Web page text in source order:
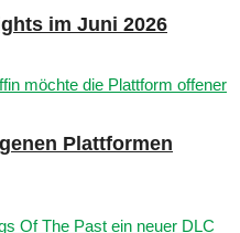
im Juni 2026
Plattformen